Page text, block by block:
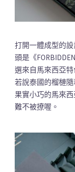
打開一體成型的
頭是《
選來自馬來西亞特
若說泰國的榴槤
果實小巧的馬來
難不被撩喔。